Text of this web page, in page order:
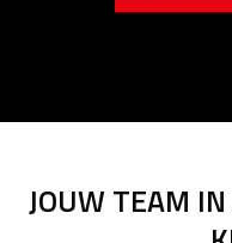
JOUW TEAM IN